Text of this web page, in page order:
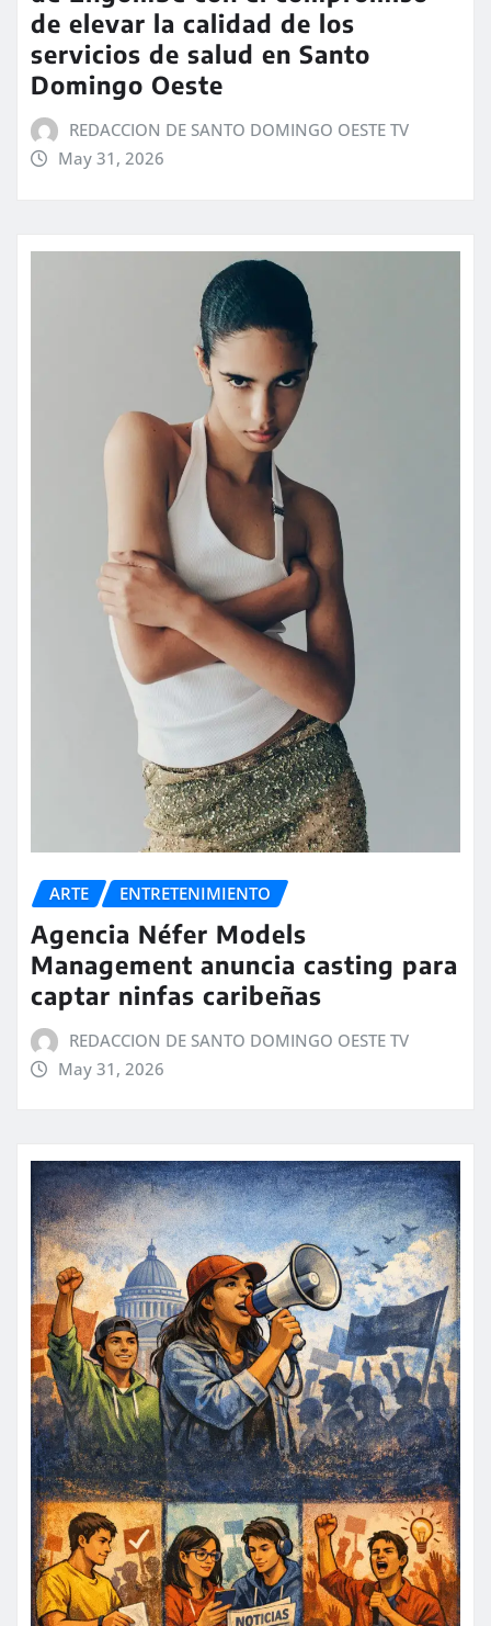
de elevar la calidad de los
servicios de salud en Santo
Domingo Oeste
REDACCION DE SANTO DOMINGO OESTE TV
May 31, 2026
ARTE ENTRETENIMIENTO
Agencia Néfer Models
Management anuncia casting para
captar ninfas caribeñas
REDACCION DE SANTO DOMINGO OESTE TV
May 31, 2026